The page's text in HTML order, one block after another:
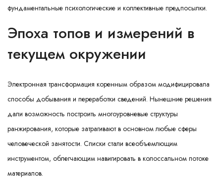
фундаментальные психологические и коллективные предпосылки.
Эпоха топов и измерений в
текущем окружении
Электронная трансформация коренным образом модифицировала
способы добывания и переработки сведений. Нынешние решения
дали возможность построить многоуровневые структуры
ранжирования, которые затрагивают в основном любые сферы
человеческой занятости. Списки стали всеобъемлющим
инструментом, облегчающим навигировать в колоссальном потоке
материалов.